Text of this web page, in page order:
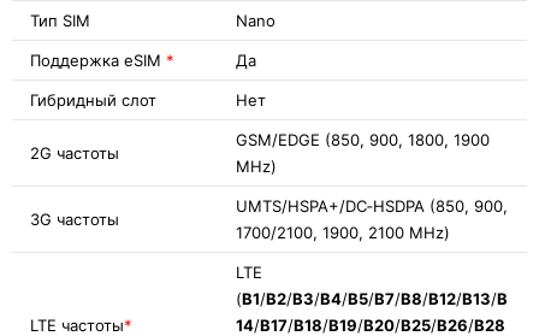
Тип SIM Nano
Поддержка eSIM * Да
Гибридный слот Нет
2G частоты
GSM/EDGE (850, 900, 1800, 1900
MHz)
3G частоты
UMTS/HSPA+/DC‑HSDPA (850, 900,
1700/2100, 1900, 2100 MHz)
LTE частоты*
LTE
(B1/B2/B3/B4/B5/B7/B8/B12/B13/B
14/B17/B18/B19/B20/B25/B26/B28